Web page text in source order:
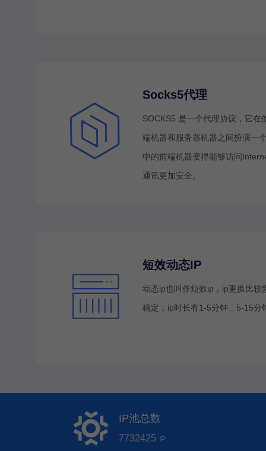
Socks5代理
SOCKS5 是一个代理协议，它在
端机器和服务器机器之间扮演一
中的前端机器变得能够访问
通讯更加安全。
短效动态IP
动态ip也叫作短效ip，ip更换比较
稳定，ip时长有1-5分钟、5-15分
IP池总数
7732425 IP